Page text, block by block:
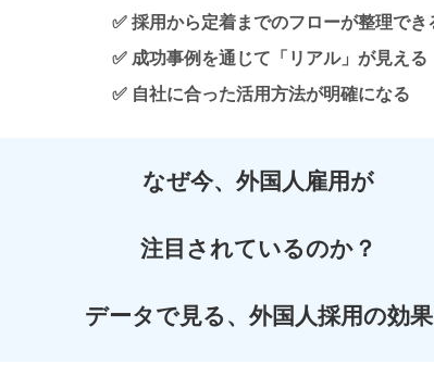
✅ 採用から定着までのフローが整理でき
✅ 成功事例を通じて「リアル」が見える
✅ 自社に合った活用方法が明確になる
なぜ今、外国人雇用が
注目されているのか？
データで見る、外国人採用の効果